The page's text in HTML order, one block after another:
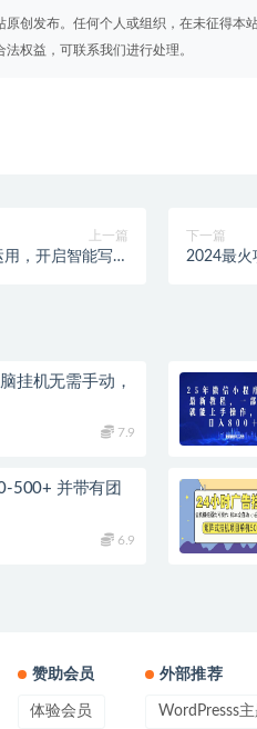
创发布。任何个人或组织，在未征得本
权益，可联系我们进行处理。
上一篇
，开启智能写作
下一篇
2024最火
挂机无需手动，
7.9
500+ 并带有团
6.9
赞助会员
体验会员
外部推荐
WordPresss